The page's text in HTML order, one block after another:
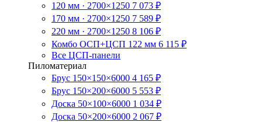
120 мм · 2700×1250 7 073 ₽
170 мм · 2700×1250 7 589 ₽
220 мм · 2700×1250 8 106 ₽
Комбо ОСП+ЦСП 122 мм 6 115 ₽
Все ЦСП-панели
Пиломатериал
Брус 150×150×6000 4 165 ₽
Брус 150×200×6000 5 553 ₽
Доска 50×100×6000 1 034 ₽
Доска 50×200×6000 2 067 ₽